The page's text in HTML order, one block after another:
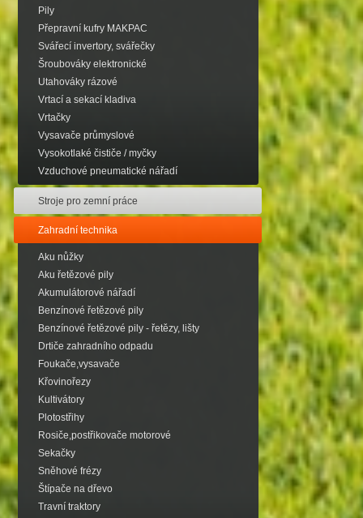
Pily
Přepravní kufry MAKPAC
Svářecí invertory, svářečky
Šroubováky elektronické
Utahováky rázové
Vrtací a sekací kladiva
Vrtačky
Vysavače průmyslové
Vysokotlaké čističe / myčky
Vzduchové pneumatické nářadí
Stroje pro zemní práce
Zahradní technika
Aku nůžky
Aku řetězové pily
Akumulátorové nářadí
Benzínové řetězové pily
Benzínové řetězové pily - řetězy, lišty
Drtiče zahradního odpadu
Foukače,vysavače
Křovinořezy
Kultivátory
Plotostřihy
Rosiče,postřikovače motorové
Sekačky
Sněhové frézy
Štípače na dřevo
Travní traktory